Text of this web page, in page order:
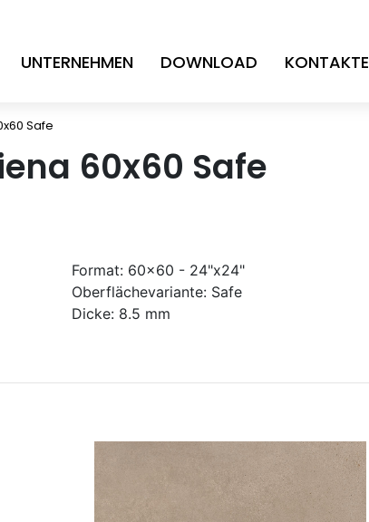
UNTERNEHMEN DOWNLOAD KONTAKTE
Safe
60x60 Safe
Format: 60x60 - 24"x24"
Oberflächevariante: Safe
Dicke: 8.5 mm